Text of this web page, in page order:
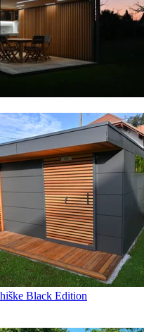
Black Edition